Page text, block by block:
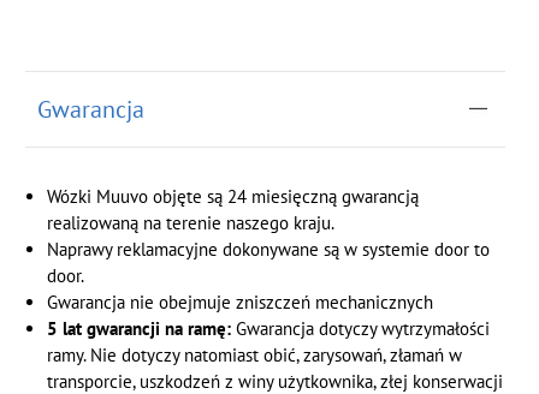
Gwarancja
Wózki Muuvo objęte są 24 miesięczną gwarancją
realizowaną na terenie naszego kraju.
Naprawy reklamacyjne dokonywane są w systemie door to
door.
Gwarancja nie obejmuje zniszczeń mechanicznych
5 lat gwarancji na ramę:Gwarancja dotyczy wytrzymałości
ramy. Nie dotyczy natomiast obić, zarysowań, złamań w
transporcie, uszkodzeń z winy użytkownika, złej konserwacji